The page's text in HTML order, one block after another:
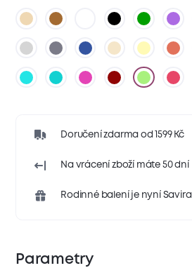
Doručení zdarma od 1599 Kč
Na vrácení zboží máte 50 dní
Rodinné balení je nyní Savira
Parametry